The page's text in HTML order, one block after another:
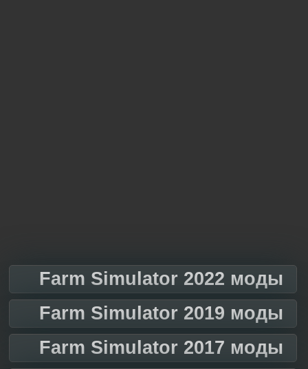
Farm Simulator 2022 моды
Farm Simulator 2019 моды
Farm Simulator 2017 моды